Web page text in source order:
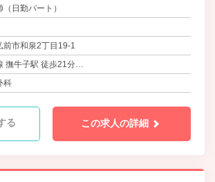
る当院を支えていきたいと考えてい
ます。
日勤パート）
前市和泉2丁目19-1
撫牛子駅 徒歩21分
、弘南鉄道弘南線 弘前駅 徒歩30分
科
る この求人の詳細